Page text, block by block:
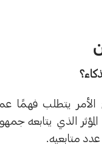
الأمر يتطلب فهمًا
الذي يتابعه
متابعيه.